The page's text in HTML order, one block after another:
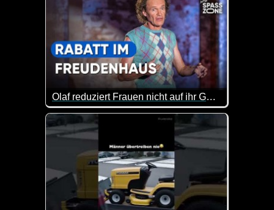
Olaf reduziert Frauen nicht auf ihr Geömse
Der Olaf hat einfach immer einen besonderen